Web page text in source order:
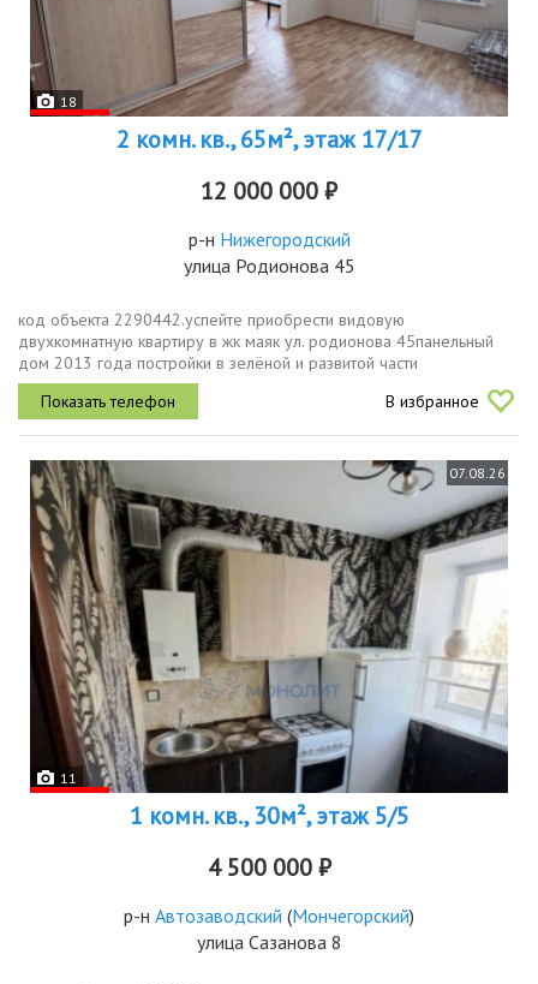
18
2 комн. кв., 65м², этаж 17/17
12 000 000 ₽
р-н Нижегородский
улица Родионова 45
код объекта 2290442.успейте приобрести видовую
двухкомнатную квартиру в жк маяк ул. родионова 45панельный
дом 2013 года постройки в зелёной и развитой части
города.рассматривая данную квартиру вы выбираете прекрасное
место для своего проживания или...
В избранное
07.08.26
11
1 комн. кв., 30м², этаж 5/5
4 500 000 ₽
р-н Автозаводский (Мончегорский)
улица Сазанова 8